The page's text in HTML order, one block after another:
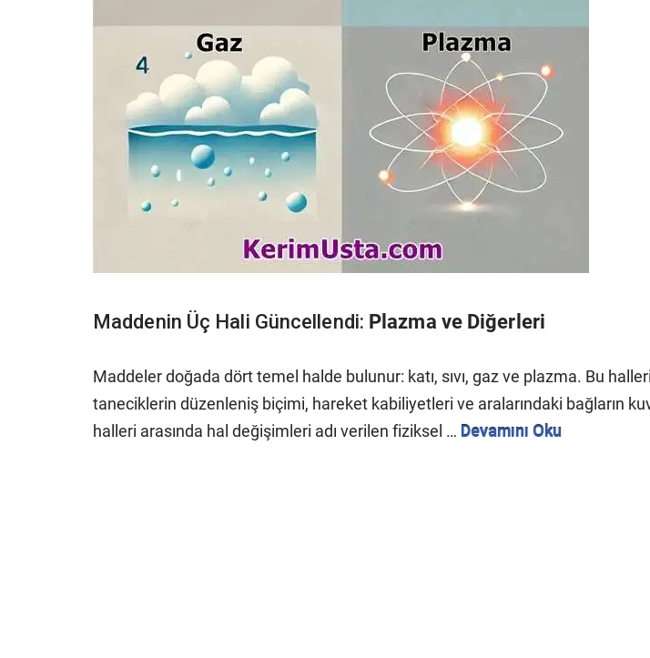
Maddenin Üç Hali Güncellendi: Plazma ve Diğerleri
Maddeler doğada dört temel halde bulunur: katı, sıvı, gaz ve plazma. Bu
taneciklerin düzenleniş biçimi, hareket kabiliyetleri ve aralarındaki bağların
halleri arasında hal değişimleri adı verilen fiziksel … Devamını Oku